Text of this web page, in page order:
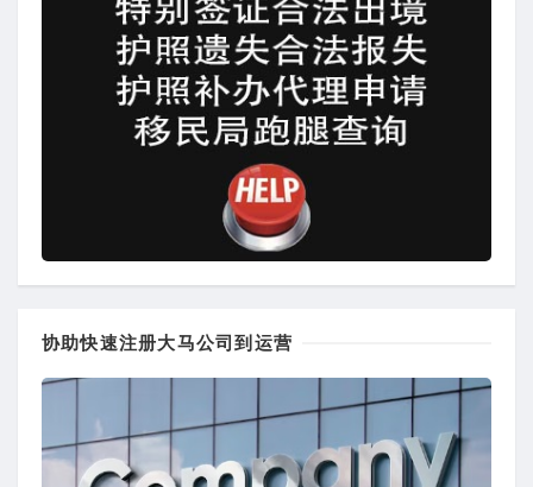
协助快速注册大马公司到运营